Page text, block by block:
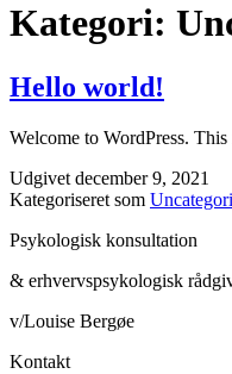
Kategori:
Hello world!
Welcome to WordPress.
Udgivet december 9, 2021
Kategoriseret som
Psykologisk konsultation
& erhvervspsykologisk
v/Louise Bergøe
Kontakt